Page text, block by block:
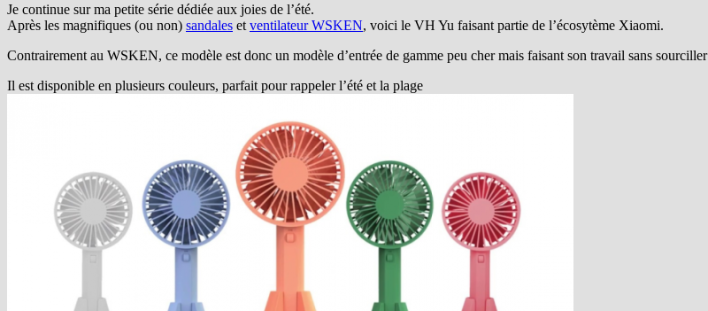
Je continue sur ma petite série dédiée aux joies de l’été.
Après les magnifiques (ou non) sandales et ventilateur WSKEN, voici le VH Yu faisant partie de l’écosytème Xiaomi.
Contrairement au WSKEN, ce modèle est donc un modèle d’entrée de gamme peu cher mais faisant son travail sans sourciller
Il est disponible en plusieurs couleurs, parfait pour rappeler l’été et la plage